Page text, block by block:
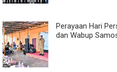
Perayaan Hari
dan Wabup